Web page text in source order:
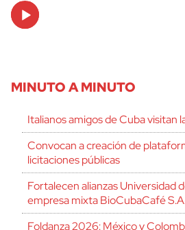
Audio
Player
MINUTO A MINUTO
Italianos amigos de Cuba visitan
Convocan a creación de
licitaciones públicas
Fortalecen alianzas Universidad
empresa mixta BioCubaCafé
Foldanza 2026: México y